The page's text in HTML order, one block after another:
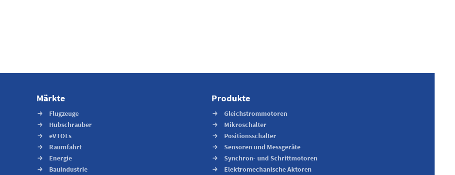
Märkte
Flugzeuge
Hubschrauber
eVTOLs
Raumfahrt
Energie
Bauindustrie
Produkte
Gleichstrommotoren
Mikroschalter
Positionsschalter
Sensoren und Messgeräte
Synchron- und Schrittmotoren
Elektromechanische Aktoren